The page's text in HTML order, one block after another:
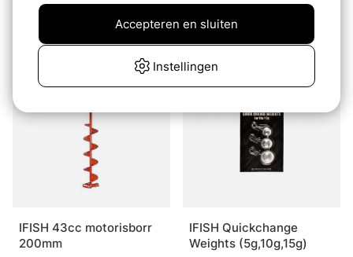
Ring Rigged Y-treble (8-
IFISH 43cc motorisborr
200mm
IFISH Quickchange
Weights (5g,10g,15g)
Instellingen
Accepteren en sluiten